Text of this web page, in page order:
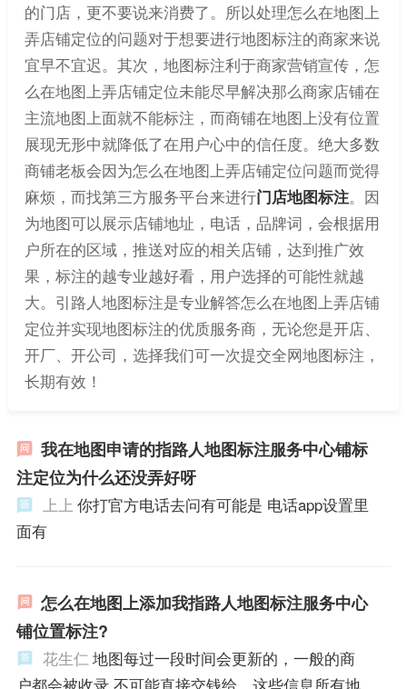
的门店，更不要说来消费了。所以处理怎么在地图上
弄店铺定位的问题对于想要进行地图标注的商家来说
宜早不宜迟。其次，地图标注利于商家营销宣传，怎
么在地图上弄店铺定位未能尽早解决那么商家店铺在
主流地图上面就不能标注，而商铺在地图上没有位置
展现无形中就降低了在用户心中的信任度。绝大多数
商铺老板会因为怎么在地图上弄店铺定位问题而觉得
麻烦，而找第三方服务平台来进行门店地图标注。因
为地图可以展示店铺地址，电话，品牌词，会根据用
户所在的区域，推送对应的相关店铺，达到推广效
果，标注的越专业越好看，用户选择的可能性就越
大。引路人地图标注是专业解答怎么在地图上弄店铺
定位并实现地图标注的优质服务商，无论您是开店、
开厂、开公司，选择我们可一次提交全网地图标注，
长期有效！
我在地图申请的指路人地图标注服务中心铺标
注定位为什么还没弄好呀
上上 你打官方电话去问有可能是 电话app设置里
面有
怎么在地图上添加我指路人地图标注服务中心
铺位置标注?
花生仁 地图每过一段时间会更新的，一般的商
户都会被收录 不可能直接交钱给，这些信息所有地